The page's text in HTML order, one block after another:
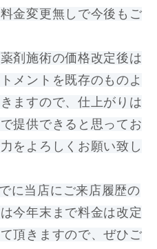
金変更無しで今後もご
剤施術の価格改定後は
メントを既存のものよ
ますので、仕上がりは
提供できると思ってお
をよろしくお願い致し
に当店にご来店履歴の
今年末まで料金は改定
頂きますので、ぜひご